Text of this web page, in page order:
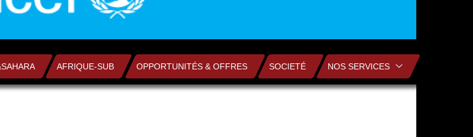
AFRIQUE-SUB OPPORTUNITÉS & OFFRES SOCIETÉ NOS SERVICES